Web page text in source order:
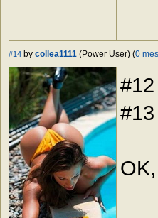
#14 by collea1111 (Power User) (0